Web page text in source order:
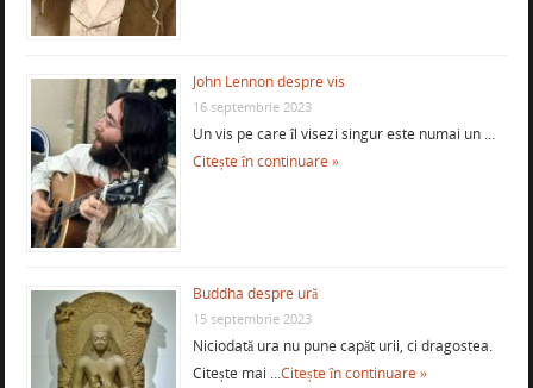
John Lennon despre vis
16 septembrie 2023
Un vis pe care îl visezi singur este numai un …
Citește în continuare »
Buddha despre ură
15 septembrie 2023
Niciodată ura nu pune capăt urii, ci dragostea.
Citește mai …Citește în continuare »